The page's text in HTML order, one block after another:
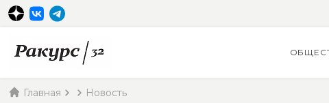
Главная Новость